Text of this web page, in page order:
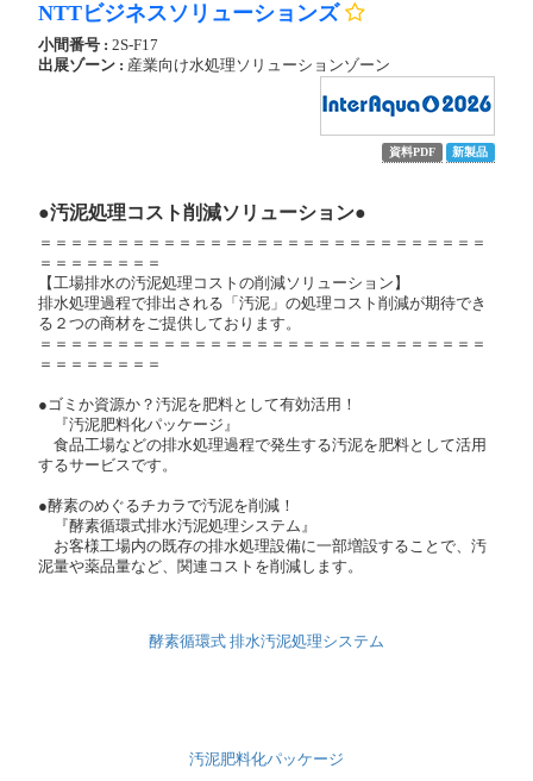
NTTビジネスソリューションズ
小間番号 : 2S-F17
出展ゾーン : 産業向け水処理ソリューションゾーン
資料PDF 新製品
●汚泥処理コスト削減ソリューション●
＝＝＝＝＝＝＝＝＝＝＝＝＝＝＝＝＝＝＝＝＝＝＝＝＝＝＝＝＝
＝＝＝＝＝＝＝＝
【工場排水の汚泥処理コストの削減ソリューション】
排水処理過程で排出される「汚泥」の処理コスト削減が期待でき
る２つの商材をご提供しております。
＝＝＝＝＝＝＝＝＝＝＝＝＝＝＝＝＝＝＝＝＝＝＝＝＝＝＝＝＝
＝＝＝＝＝＝＝＝
●ゴミか資源か？汚泥を肥料として有効活用！
『汚泥肥料化パッケージ』
食品工場などの排水処理過程で発生する汚泥を肥料として活用
するサービスです。
●酵素のめぐるチカラで汚泥を削減！
『酵素循環式排水汚泥処理システム』
お客様工場内の既存の排水処理設備に一部増設することで、汚
泥量や薬品量など、関連コストを削減します。
酵素循環式 排水汚泥処理システム
汚泥肥料化パッケージ